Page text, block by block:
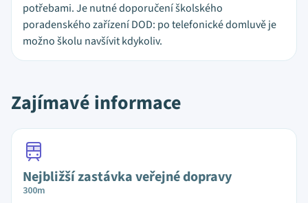
potřebami. Je nutné doporučení školského
poradenského zařízení DOD: po telefonické domluvě je
možno školu navšívit kdykoliv.
Zajímavé informace
Nejbližší zastávka veřejné dopravy
300m